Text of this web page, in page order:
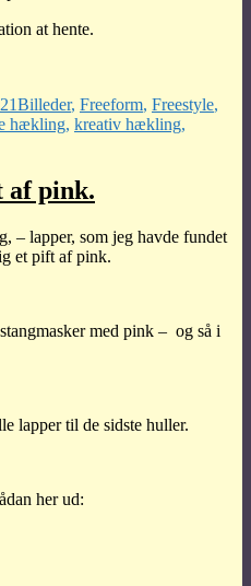
at hente.
Billeder, Freeform, Freestyle,
hækling, kreativ hækling,
af pink.
, – lapper, som jeg havde fundet
et pift af pink.
med pink – og så i
lapper til de sidste huller.
her ud: